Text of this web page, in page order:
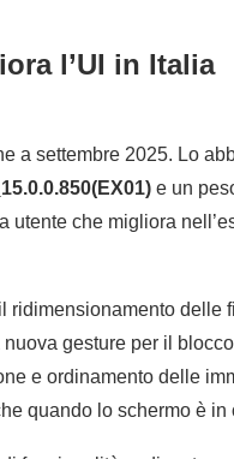
l’UI in Italia
a settembre 2025. Lo
e un
utente che migliora
ridimensionamento delle
gesture per il
e ordinamento delle
quando lo schermo è in